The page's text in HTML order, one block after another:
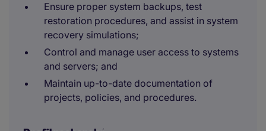
Ensure proper system backups, test
restoration procedures, and assist in system
recovery simulations;
Control and manage user access to systems
and servers; and
Maintain up-to-date documentation of
projects, policies, and procedures.